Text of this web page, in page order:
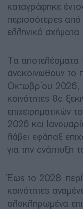
καταγράφηκε
περισσότερες
ελληνικά σχήματα
Τα αποτελέσματα
ανακοινωθούν το
Οκτωβρίου 2026,
κοινότητες θα
επιχειρηματικών
2026 και
λάβει εφάπαξ
για την ανάπτυξη
Έως το 2028,
κοινότητες
ολοκληρωμένα